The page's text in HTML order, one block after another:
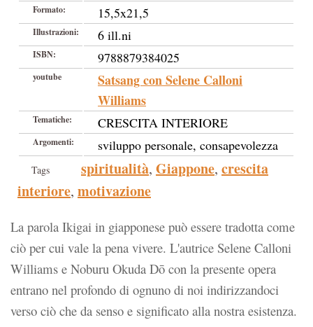
Formato: 15,5x21,5
Illustrazioni: 6 ill.ni
ISBN: 9788879384025
youtube
Satsang con Selene Calloni
Williams
Tematiche: CRESCITA INTERIORE
Argomenti: sviluppo personale, consapevolezza
Tags spiritualità, Giappone, crescita
interiore, motivazione
La parola Ikigai in giapponese può essere tradotta come
ciò per cui vale la pena vivere. L'autrice Selene Calloni
Williams e Noburu Okuda Dō con la presente opera
entrano nel profondo di ognuno di noi indirizzandoci
verso ciò che da senso e significato alla nostra esistenza.